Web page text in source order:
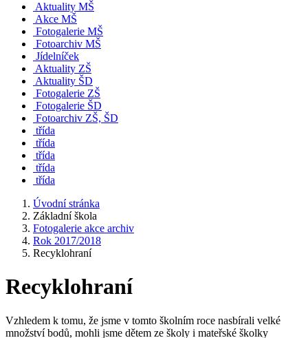
Aktuality MŠ
Akce MŠ
Fotogalerie MŠ
Fotoarchiv MŠ
Jídelníček
Aktuality ZŠ
Aktuality ŠD
Fotogalerie ZŠ
Fotogalerie ŠD
Fotoarchiv ZŠ, ŠD
třída
třída
třída
třída
třída
Úvodní stránka
Základní škola
Fotogalerie akce archiv
Rok 2017/2018
Recyklohraní
Recyklohraní
Vzhledem k tomu, že jsme v tomto školním roce nasbírali velké
množství bodů, mohli jsme dětem ze školy i mateřské školky